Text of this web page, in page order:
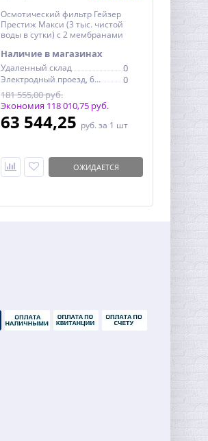
Осмотический фильтр Гейзер
Престиж Макси (3 тыс. чистой
воды в сутки) с 2 мембранами
Наличие в магазинах
Удаленный склад 0
Электродный проезд, 6с1
0
181 555,00 руб.
Экономия 118 010,75 руб.
63 544,25 руб. за 1 шт
ОЖИДАЕТСЯ